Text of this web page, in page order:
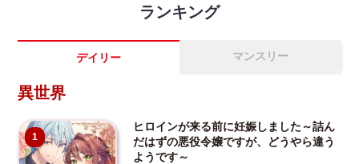
ランキング
デイリー マンスリー
異世界
1
ヒロインが来る前に妊娠しました～詰ん
だはずの悪役令嬢ですが、どうやら違う
ようです～